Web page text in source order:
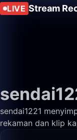
LIVE Stream
sendai1221
rekaman dan klip